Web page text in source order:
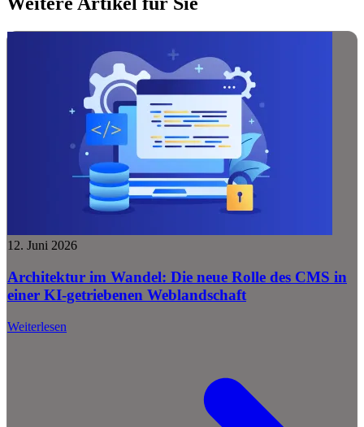
12. Juni 2026
Architektur im Wandel: Die neue Rolle des CMS in
einer KI-getriebenen Weblandschaft
Weiterlesen